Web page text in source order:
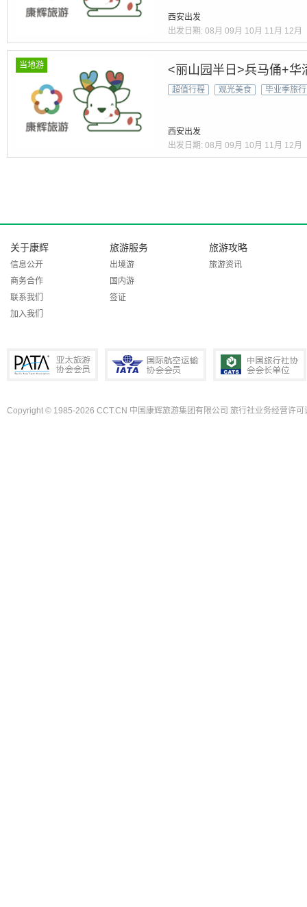
西安出发
出发日期: 08月 09月 10月 11月 12月
当地游 <丽山园半日>兵马俑+华
超值行程 观光美食 毕业季旅行
西安出发
出发日期: 08月 09月 10月 11月 12月
关于康辉
信息公开
商务合作
联系我们
加入我们
旅游服务
出境游
国内游
签证
旅游攻略
旅游资讯
Copyright © 1985-2026 CCT.CN 中国康辉旅游集团有限公司 旅行社业务经营许